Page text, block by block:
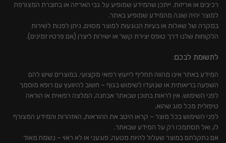
רכיבים או אריזות. ייתכן שהמידע שמופיע על גבי האריזה או בחוברת המצורפת
למוצר יהיה שונה מהמידע שמופיע באתר.
במקרה של שאלות או בעיות הנוגעות למוצר מסוים, ניתן לפנות לשירות
הלקוחות שלנו דרך טופס יצירת קשר או ישירות ליצרן (אם פרטיו זמינים).
לתשומת לבכם:
המידע באתר אינו מהווה תחליף לייעוץ רפואי מקצועי. במוצרים שיש להם
השפעה בריאותית או שנועדו לשימוש בגוף – חשוב להיוועץ עם רופא מוסמך
לפני השימוש. אין לראות בתוכן שבאתר אבחנה, המלצה רפואית או הוראה
טיפולית מכל סוג שהוא.
לפני השימוש בכל מוצר – קראו היטב את ההוראות, האזהרות והמידע המצורף
לו, ואל תסתמכו רק על המידע שבאתר.
אם נתקלתם במוצר שעלול להיות מטעה, פוגעני או לא ראוי – נשמח מאוד